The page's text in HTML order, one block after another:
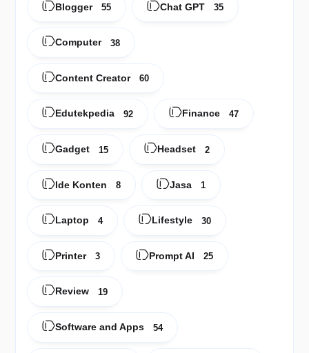
Blogger 55 Chat GPT 35
Computer 38
Content Creator 60
Edutekpedia 92 Finance 47
Gadget 15 Headset 2
Ide Konten 8 Jasa 1
Laptop 4 Lifestyle 30
Printer 3 Prompt AI 25
Review 19
Software and Apps 54